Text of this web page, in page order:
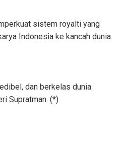
sistem royalti yang
Indonesia ke kancah dunia.
dan berkelas dunia.
Supratman. (*)